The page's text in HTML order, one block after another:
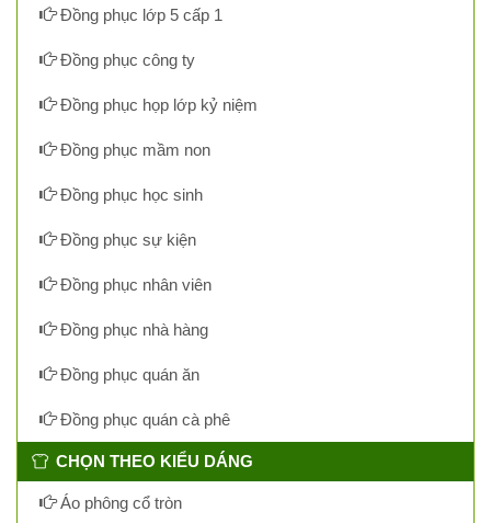
Đồng phục lớp 5 cấp 1
Đồng phục công ty
Đồng phục họp lớp kỷ niệm
Đồng phục mầm non
Đồng phục học sinh
Đồng phục sự kiện
Đồng phục nhân viên
Đồng phục nhà hàng
Đồng phục quán ăn
Đồng phục quán cà phê
CHỌN THEO KIỂU DÁNG
Áo phông cổ tròn